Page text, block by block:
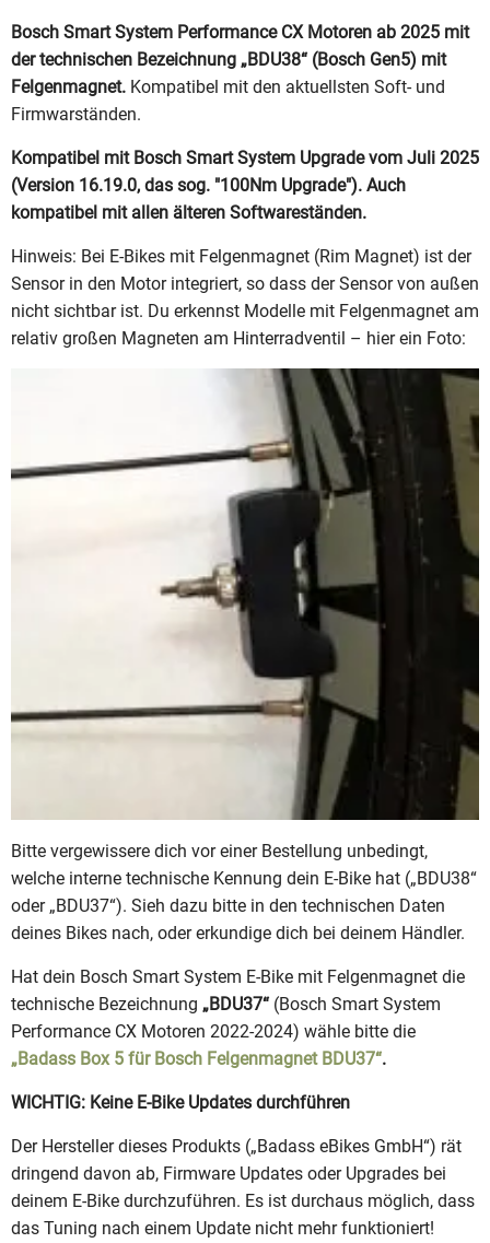
Bosch Smart System Performance CX Motoren ab 2025 mit
der technischen Bezeichnung „BDU38“ (Bosch Gen5) mit
Felgenmagnet. Kompatibel mit den aktuellsten Soft- und
Firmwarständen.
Kompatibel mit Bosch Smart System Upgrade vom Juli 2025
(Version 16.19.0, das sog. "100Nm Upgrade"). Auch
kompatibel mit allen älteren Softwareständen.
Hinweis: Bei E-Bikes mit Felgenmagnet (Rim Magnet) ist der
Sensor in den Motor integriert, so dass der Sensor von außen
nicht sichtbar ist. Du erkennst Modelle mit Felgenmagnet am
relativ großen Magneten am Hinterradventil – hier ein Foto:
Bitte vergewissere dich vor einer Bestellung unbedingt,
welche interne technische Kennung dein E-Bike hat („BDU38“
oder „BDU37“). Sieh dazu bitte in den technischen Daten
deines Bikes nach, oder erkundige dich bei deinem Händler.
Hat dein Bosch Smart System E-Bike mit Felgenmagnet die
technische Bezeichnung „BDU37“ (Bosch Smart System
Performance CX Motoren 2022-2024) wähle bitte die
„Badass Box 5 für Bosch Felgenmagnet BDU37“.
WICHTIG: Keine E-Bike Updates durchführen
Der Hersteller dieses Produkts („Badass eBikes GmbH“) rät
dringend davon ab, Firmware Updates oder Upgrades bei
deinem E-Bike durchzuführen. Es ist durchaus möglich, dass
das Tuning nach einem Update nicht mehr funktioniert!